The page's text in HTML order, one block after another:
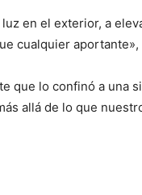
en el exterior, a
cualquier aportante»,
que lo confinó a una
allá de lo que